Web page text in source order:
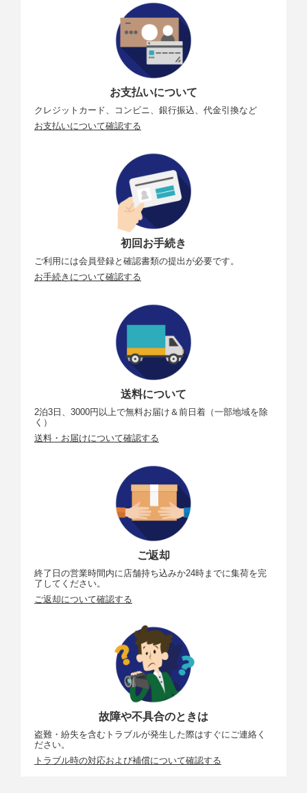
お支払いについて
クレジットカード、コンビニ、銀行振込、代金引換など
お支払いについて確認する
初回お手続き
ご利用には会員登録と確認書類の提出が必要です。
お手続きについて確認する
送料について
2泊3日、3000円以上で無料お届け＆前日着（一部地域を除
く）
送料・お届けについて確認する
ご返却
終了日の営業時間内に店舗持ち込みか24時までに集荷を完
了してください。
ご返却について確認する
故障や不具合のときは
盗難・紛失を含むトラブルが発生した際はすぐにご連絡く
ださい。
トラブル時の対応および補償について確認する